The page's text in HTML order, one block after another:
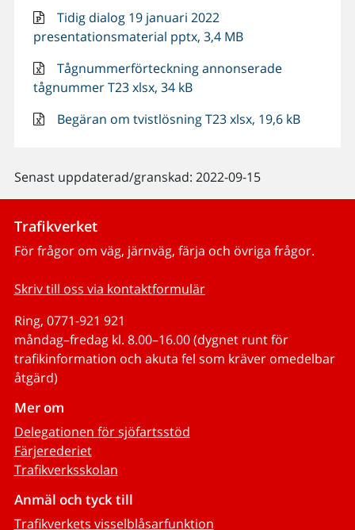
Tidig dialog 19 januari 2022
presentationsmaterial pptx, 3,4 MB
Tågnummerförteckning annonserade
tågnummer T23 xlsx, 34 kB
Begäran om tvistlösning T23 xlsx, 19,6 kB
Senast uppdaterad/granskad: 2022-09-15
Trafikverket
För frågor om väg, järnväg, färja och övriga frågor.
Skriv till oss via kontaktformulär
Ring, 0771-921 921
måndag–fredag kl. 8.00–16.00 (dygnet runt för
trafikinformation och akuta fel som kräver omedelbar
åtgärd)
Mer om
Delegationen för sjöfartsstöd
Färjerederiet
Trafikverksskolan
Anmäl och tyck till
Trafikverkets visselblåsarfunktion